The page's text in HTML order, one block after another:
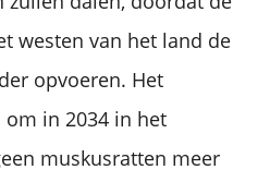
westen van het land de
opvoeren. Het
in 2034 in het
muskusratten meer